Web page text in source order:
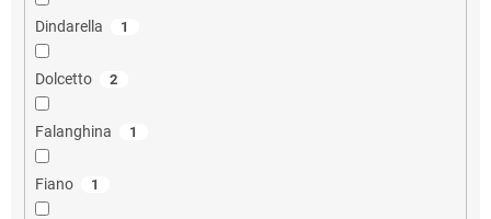
Dindarella 1
Dolcetto 2
Falanghina 1
Fiano 1